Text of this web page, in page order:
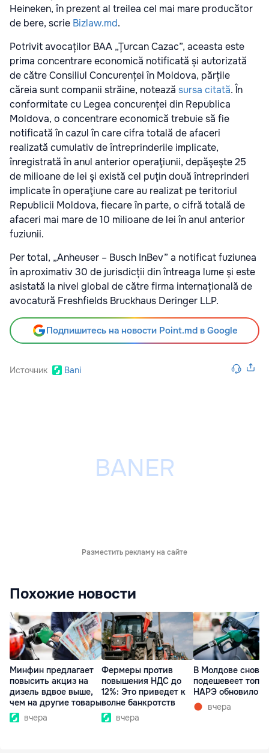
Heineken, în prezent al treilea cel mai mare producător
de bere, scrie Bizlaw.md.
Potrivit avocaților BAA „Țurcan Cazac”, aceasta este
prima concentrare economică notificată și autorizată
de către Consiliul Concurenței în Moldova, părțile
căreia sunt companii străine, notează sursa citată. În
conformitate cu Legea concurenței din Republica
Moldova, o concentrare economică trebuie să fie
notificată în cazul în care cifra totală de afaceri
realizată cumulativ de întreprinderile implicate,
înregistrată în anul anterior operaţiunii, depăşeşte 25
de milioane de lei şi există cel puţin două întreprinderi
implicate în operaţiune care au realizat pe teritoriul
Republicii Moldova, fiecare în parte, o cifră totală de
afaceri mai mare de 10 milioane de lei în anul anterior
fuziunii.
Per total, „Anheuser – Busch InBev” a notificat fuziunea
în aproximativ 30 de jurisdicții din întreaga lume și este
asistată la nivel global de către firma internațională de
avocatură Freshfields Bruckhaus Deringer LLP.
Подпишитесь на новости Point.md в Google
Источник Bani
Разместить рекламу на сайте
Похожие новости
Минфин предлагает
повысить акциз на
дизель вдвое выше,
чем на другие товары
вчера
Фермеры против
повышения НДС до
12%: Это приведет к
волне банкротств
вчера
В Молдове снова
подешевеет
НАРЭ обновило
вчера